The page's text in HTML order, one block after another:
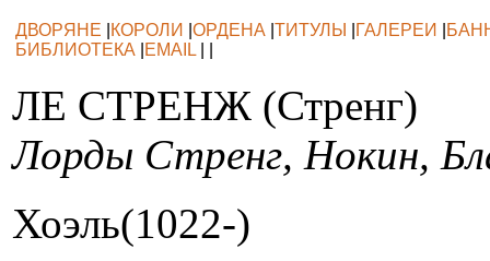
ДВОРЯНЕ КОРОЛИ ОРДЕНА ТИТУЛЫ ГАЛЕРЕИ
БИБЛИОТЕКА
EMAIL
ЛЕ СТРЕНЖ (Стренг)
Лорды Стренг, Нокин,
Хоэль(1022-)